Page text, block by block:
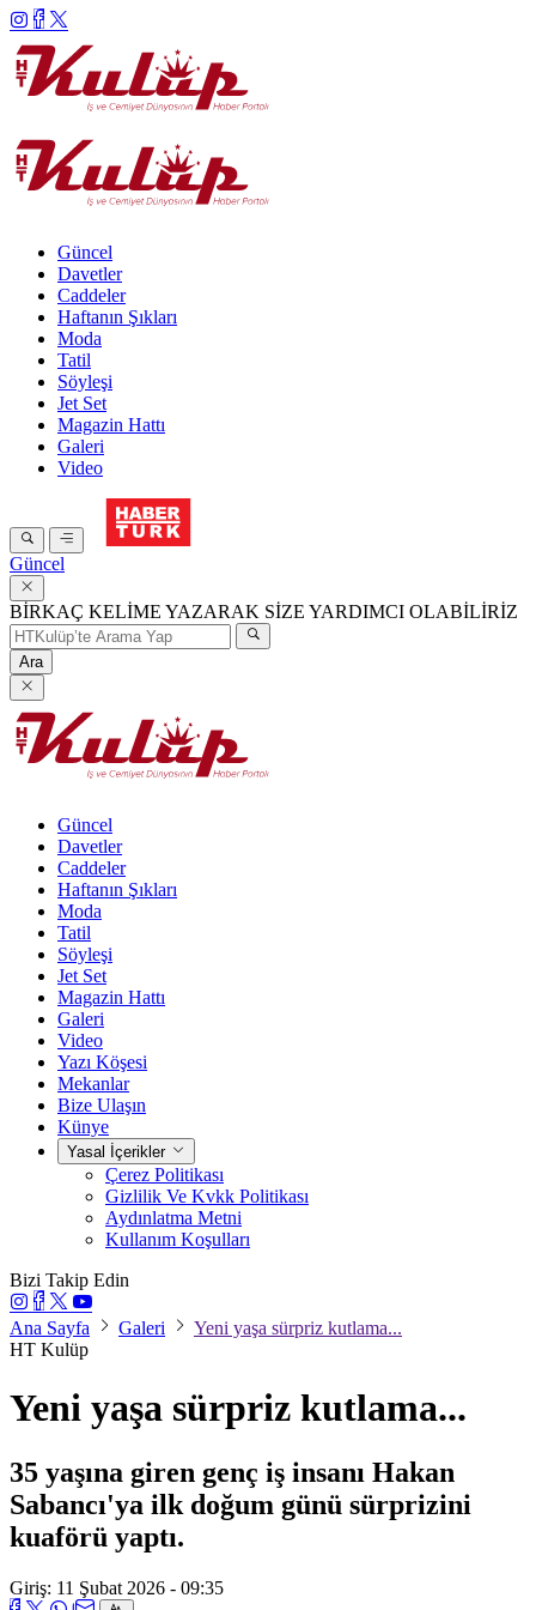
Güncel
Davetler
Caddeler
Haftanın Şıkları
Moda
Tatil
Söyleşi
Jet Set
Magazin Hattı
Galeri
Video
Güncel
BİRKAÇ KELİME YAZARAK SİZE YARDIMCI OLABİLİRİZ
Ara
Güncel
Davetler
Caddeler
Haftanın Şıkları
Moda
Tatil
Söyleşi
Jet Set
Magazin Hattı
Galeri
Video
Yazı Köşesi
Mekanlar
Bize Ulaşın
Künye
Yasal İçerikler
Çerez Politikası
Gizlilik Ve Kvkk Politikası
Aydınlatma Metni
Kullanım Koşulları
Bizi Takip Edin
Ana Sayfa Galeri
Yeni yaşa sürpriz kutlama...
HT Kulüp
Yeni yaşa sürpriz kutlama...
35 yaşına giren genç iş insanı Hakan
Sabancı'ya ilk doğum günü sürprizini
kuaförü yaptı.
Giriş: 11 Şubat 2026 - 09:35